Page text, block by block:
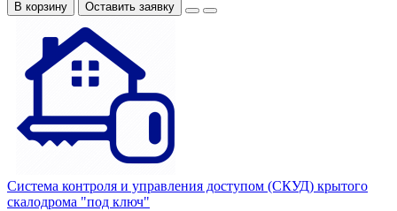
В корзину Оставить заявку
Система контроля и управления доступом (СКУД) крытого
скалодрома "под ключ"